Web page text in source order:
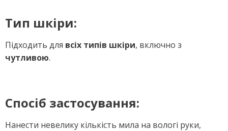
Тип шкіри:
Підходить для всіх типів шкіри, включно з
чутливою.
Спосіб застосування:
Нанести невелику кількість мила на вологі руки,